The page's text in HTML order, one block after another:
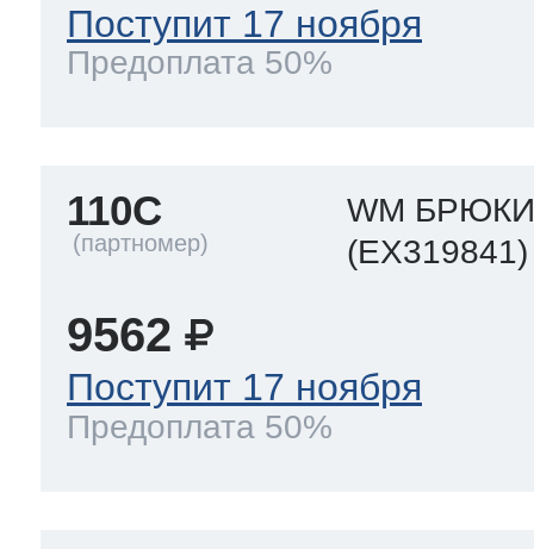
Поступит 17 ноября
Предоплата 50%
110C
WM
(EX319841)
9562
Поступит 17 ноября
Предоплата 50%